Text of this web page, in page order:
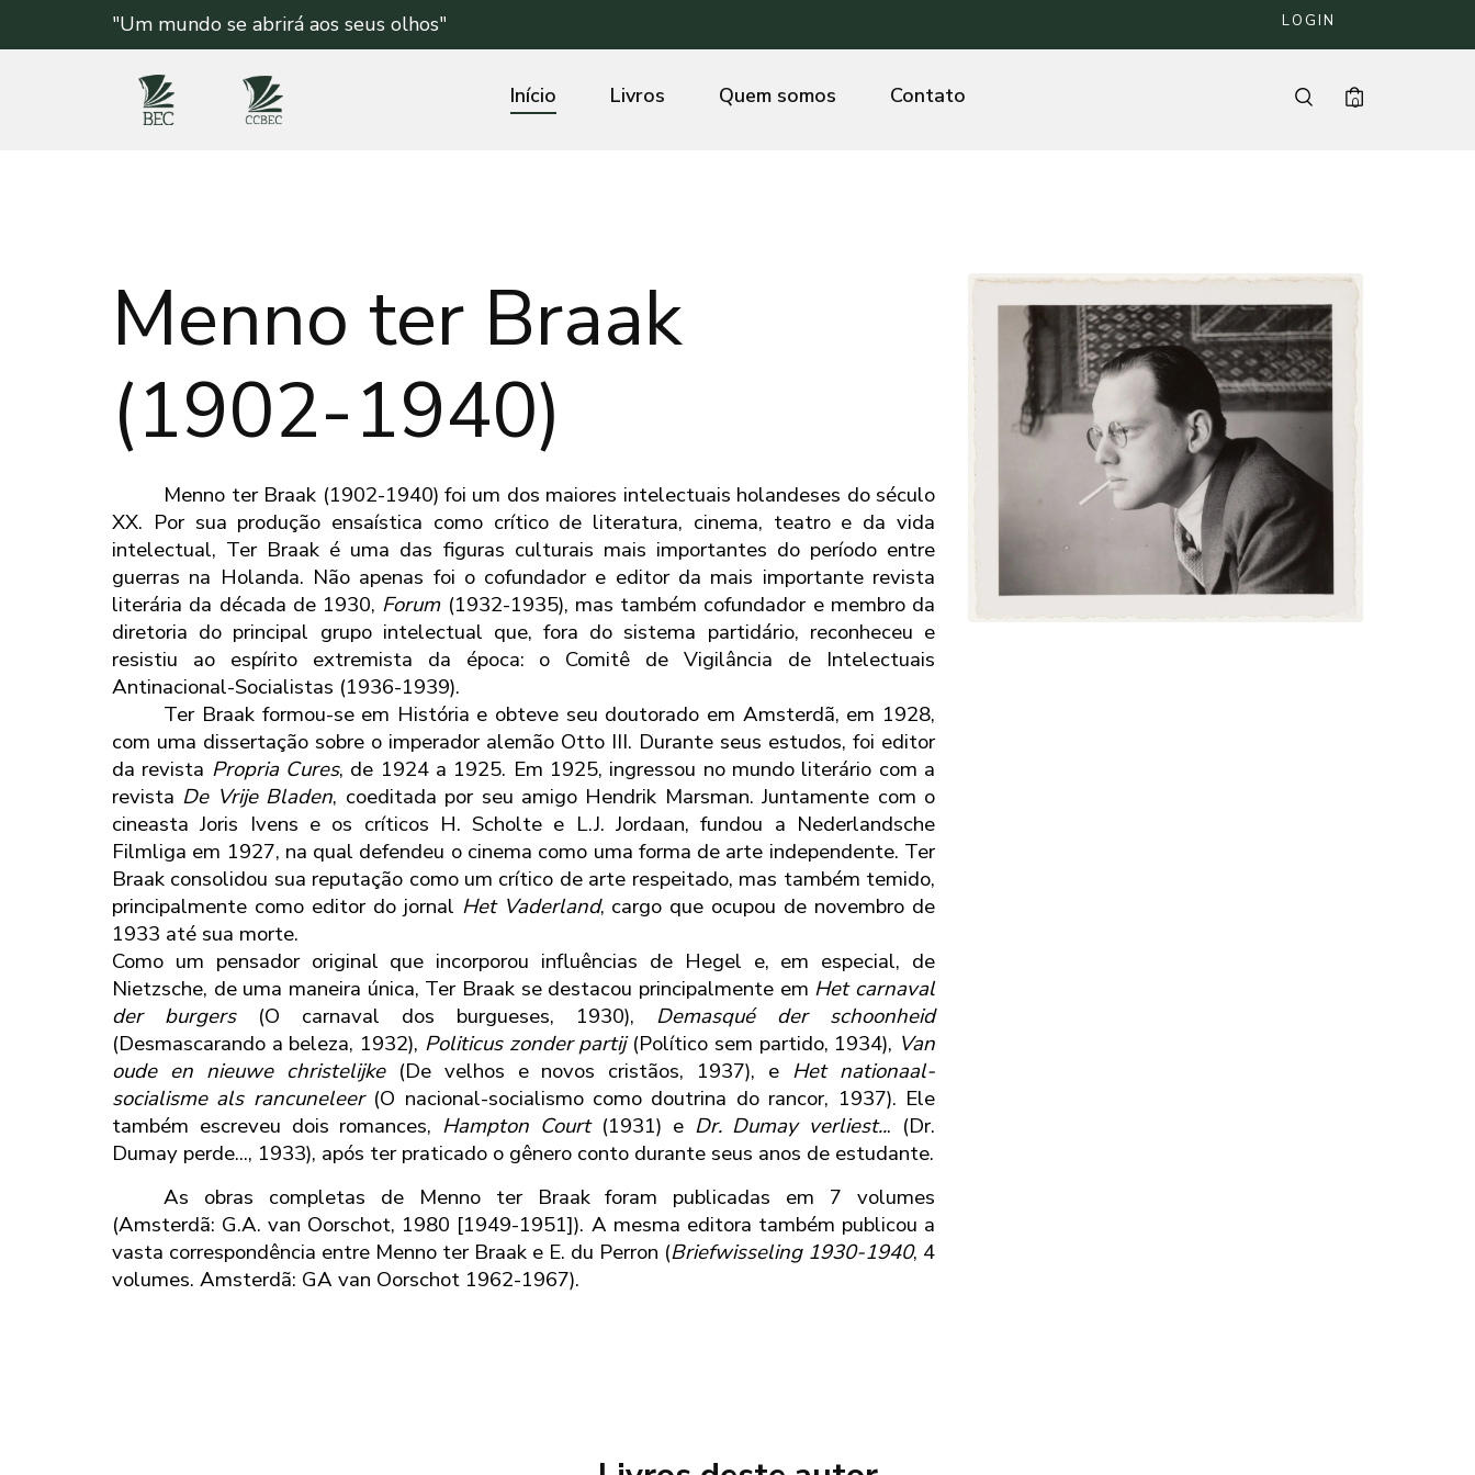
"Um mundo se abrirá aos seus olhos" LOGIN
Início Livros Quem somos Contato 0
Menno ter Braak
(1902-1940)
Menno ter Braak (1902-1940) foi um dos maiores intelectuais holandeses do século
XX. Por sua produção ensaística como crítico de literatura, cinema, teatro e da vida
intelectual, Ter Braak é uma das figuras culturais mais importantes do período entre
guerras na Holanda. Não apenas foi o cofundador e editor da mais importante revista
literária da década de 1930, Forum(1932-1935), mas também cofundador e membro da
diretoria do principal grupo intelectual que, fora do sistema partidário, reconheceu e
resistiu ao espírito extremista da época: o Comitê de Vigilância de Intelectuais
Antinacional-Socialistas (1936-1939).
Ter Braak formou-se em História e obteve seu doutorado em Amsterdã, em 1928,
com uma dissertação sobre o imperador alemão Otto III. Durante seus estudos, foi editor
da revista Propria Cures, de 1924 a 1925. Em 1925, ingressou no mundo literário com a
revista De Vrije Bladen, coeditada por seu amigo Hendrik Marsman. Juntamente com o
cineasta Joris Ivens e os críticos H. Scholte e L.J. Jordaan, fundou a Nederlandsche
Filmliga em 1927, na qual defendeu o cinema como uma forma de arte independente. Ter
Braak consolidou sua reputação como um crítico de arte respeitado, mas também temido,
principalmente como editor do jornal Het Vaderland, cargo que ocupou de novembro de
1933 até sua morte.
Como um pensador original que incorporou influências de Hegel e, em especial, de
Nietzsche, de uma maneira única, Ter Braak se destacou principalmente em Het carnaval
der burgers(O carnaval dos burgueses, 1930), Demasqué der schoonheid
(Desmascarando a beleza, 1932), Politicus zonder partij(Político sem partido, 1934), Van
oude en nieuwe christelijke(De velhos e novos cristãos, 1937), e Het nationaal-
socialisme als rancuneleer(O nacional-socialismo como doutrina do rancor, 1937). Ele
também escreveu dois romances, Hampton Court(1931) e Dr. Dumay verliest... (Dr.
Dumay perde..., 1933), após ter praticado o gênero conto durante seus anos de estudante.
As obras completas de Menno ter Braak foram publicadas em 7 volumes
(Amsterdã: G.A. van Oorschot, 1980 [1949-1951]). A mesma editora também publicou a
vasta correspondência entre Menno ter Braak e E. du Perron (Briefwisseling 1930-1940, 4
volumes. Amsterdã: GA van Oorschot 1962-1967).